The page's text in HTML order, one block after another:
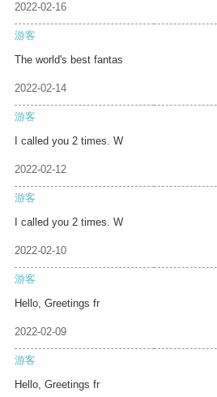
2022-02-16
游客
The world's best fantas
2022-02-14
游客
I called you 2 times. W
2022-02-12
游客
I called you 2 times. W
2022-02-10
游客
Hello, Greetings fr
2022-02-09
游客
Hello, Greetings fr